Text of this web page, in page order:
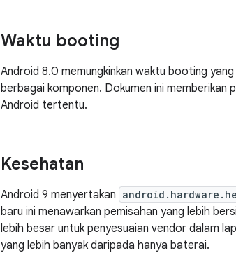
Waktu booting
Android 8.0 memungkinkan waktu booting
berbagai komponen. Dokumen ini
Android tertentu.
Kesehatan
Android 9 menyertakan
baru ini menawarkan pemisahan yang lebih
lebih besar untuk penyesuaian vendor dalam
yang lebih banyak daripada hanya baterai.